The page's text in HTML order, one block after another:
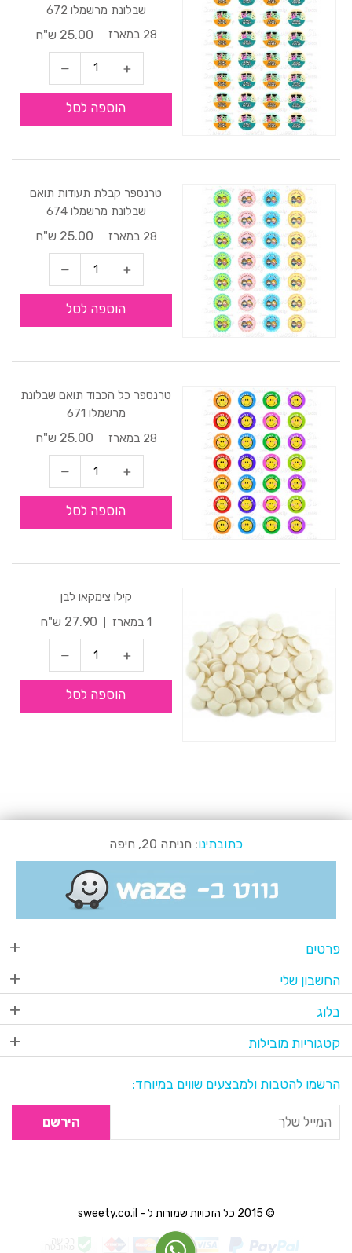
שבלונת מרשמלו 672
28 במארז
25.00 ש"ח
הוספה לסל
טרנספר קבלת תעודות תואם
שבלונת מרשמלו 674
28 במארז
25.00 ש"ח
הוספה לסל
טרנספר כל הכבוד תואם שבלונת
מרשמלו 671
28 במארז
25.00 ש"ח
הוספה לסל
קילו צימקאו לבן
1 במארז
27.90 ש"ח
הוספה לסל
כתובתינו: חניתה 20, חיפה
פרטים
החשבון שלי
בלוג
קטגוריות מובילות
הרשמו להטבות ולמבצעים שווים במיוחד:
הירשם
© 2015 כל הזכויות שמורות ל - sweety.co.il